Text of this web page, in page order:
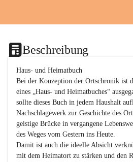
Beschreibung
Haus- und Heimatbuch
Bei der Konzeption der Ortschronik ist
eines „Haus- und Heimatbuches“
sollte dieses Buch in jedem Haushalt
Nachschlagewerk zur Geschichte des
geistige Brücke in vergangene
des Weges vom Gestern ins Heute.
Damit ist auch die ideelle Absicht
mit dem Heimatort zu stärken und den